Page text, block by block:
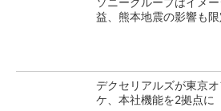
益、熊本地震の影響も
デクセリアルズが東京
ケ、本社機能を2拠点に